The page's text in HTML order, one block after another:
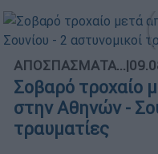
ΑΠΟΣΠΑΣΜΑΤΑ...|
Σοβαρό τροχαίο
στην Αθηνών -
τραυματίες